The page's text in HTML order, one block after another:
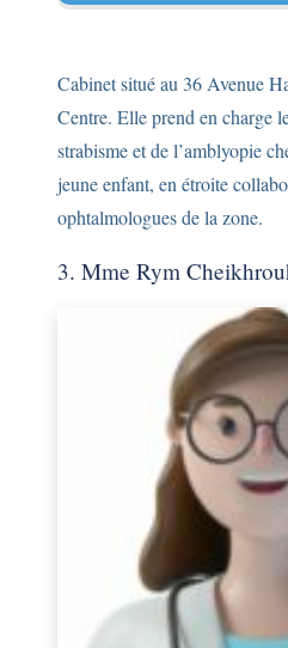
Cabinet situé au 36 Avenue
Centre. Elle prend en charge
strabisme et de l’amblyopie
jeune enfant, en étroite
ophtalmologues de la zone.
3. Mme Rym